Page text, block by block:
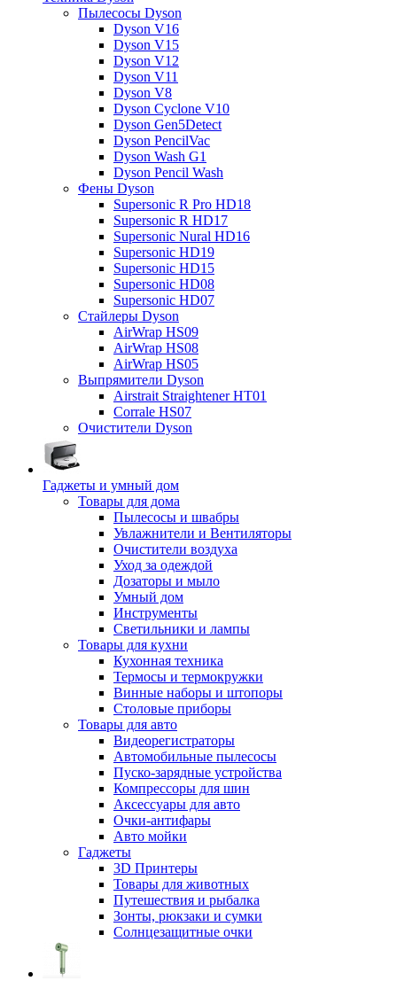
Пылесосы Dyson
Dyson V16
Dyson V15
Dyson V12
Dyson V11
Dyson V8
Dyson Cyclone V10
Dyson Gen5Detect
Dyson PencilVac
Dyson Wash G1
Dyson Pencil Wash
Фены Dyson
Supersonic R Pro HD18
Supersonic R HD17
Supersonic Nural HD16
Supersonic HD19
Supersonic HD15
Supersonic HD08
Supersonic HD07
Стайлеры Dyson
AirWrap HS09
AirWrap HS08
AirWrap HS05
Выпрямители Dyson
Airstrait Straightener HT01
Corrale HS07
Очистители Dyson
Гаджеты и умный дом
Товары для дома
Пылесосы и швабры
Увлажнители и Вентиляторы
Очистители воздуха
Уход за одеждой
Дозаторы и мыло
Умный дом
Инструменты
Светильники и лампы
Товары для кухни
Кухонная техника
Термосы и термокружки
Винные наборы и штопоры
Столовые приборы
Товары для авто
Видеорегистраторы
Автомобильные пылесосы
Пуско-зарядные устройства
Компрессоры для шин
Аксессуары для авто
Очки-антифары
Авто мойки
Гаджеты
3D Принтеры
Товары для животных
Путешествия и рыбалка
Зонты, рюкзаки и сумки
Солнцезащитные очки